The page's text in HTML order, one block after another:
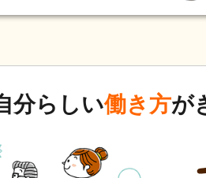
分らしい働き方が